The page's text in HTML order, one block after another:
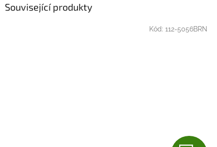
Související produkty
Kód: 112-5056BRN